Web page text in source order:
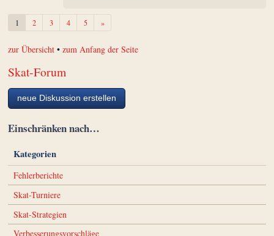
1 2 3 4 5 »Weiter
zur Übersicht •zum Anfang der Seite
Skat-Forum
neue Diskussion erstellen
Einschränken nach…
Kategorien
Fehlerberichte
Skat-Turniere
Skat-Strategien
Verbesserungsvorschläge